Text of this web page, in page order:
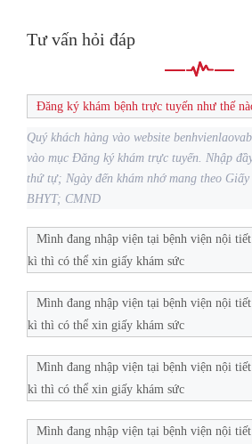
Tư vấn hỏi đáp
Đăng ký khám bệnh trực tuyến như thế
Quý khách hàng vào website
vào mục Đăng ký khám trực tuyến. Nhập
thứ tự; Ngày đến khám nhớ mang theo Giấy
BHYT; CMND
Mình đang nhập viện tại bệnh viện nội
kì thì có thể xin giấy khám sức
Mình đang nhập viện tại bệnh viện nội
kì thì có thể xin giấy khám sức
Mình đang nhập viện tại bệnh viện nội
kì thì có thể xin giấy khám sức
Mình đang nhập viện tại bệnh viện nội